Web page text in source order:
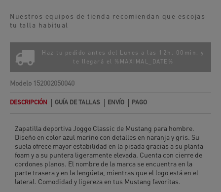
Nuestros equipos de tienda recomiendan que escojas
tu talla habitual
Haz tu pedido antes del Lunes a las 12h. 00min. y
te llegará el %MAXIMAL_DATE%
Modelo 152002050040
DESCRIPCIÓN GUÍA DE TALLAS ENVÍO PAGO
Zapatilla deportiva Joggo Classic de Mustang para hombre.
Diseño en color azul marino con detalles en naranja y gris. Su
suela ofrece mayor estabilidad en la pisada gracias a su planta
foam y a su puntera ligeramente elevada. Cuenta con cierre de
cordones planos. El nombre de la marca se encuentra en la
parte trasera y en la lengüeta, mientras que el logo está en el
lateral. Comodidad y ligereza en tus Mustang favoritas.